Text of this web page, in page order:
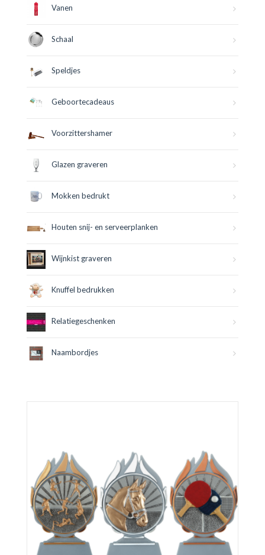
Vanen
Schaal
Speldjes
Geboortecadeaus
Voorzittershamer
Glazen graveren
Mokken bedrukt
Houten snij- en serveerplanken
Wijnkist graveren
Knuffel bedrukken
Relatiegeschenken
Naambordjes